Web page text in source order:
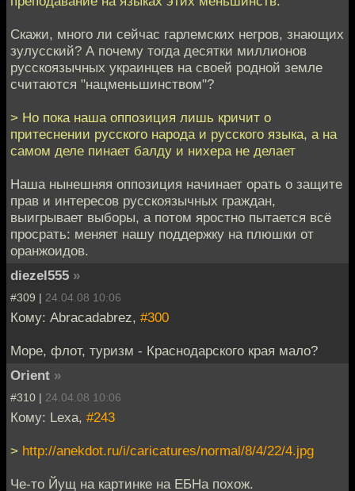
Скажи, много ли сейчас гарлемских негров, знающих
зулусский? А почему тогда десятки миллионов
русскоязычных украинцев на своей родной земле
считаются "нацменьшинством"?
> Но пока наша оппозиция лишь кричит о
притеснении русского народа и русского языка, а на
самом деле пинает балду и нихера не делает
Наша нынешняя оппозиция начинает орать о защите
прав и интересов русскоязычных граждан,
выигрывает выборы, а потом яростно пытается всё
просрать: меняет нашу поддержку на плюшки от
оранжоидов.
diezel555 »
#309 | 24.04.08 10:06
Кому: Abracadabrez, #300
Море, флот, туризм - Краснодарского края мало?
Orient »
#310 | 24.04.08 10:06
Кому: Lexa, #243
> http://anekdot.ru/i/caricatures/normal/8/4/22/4.jpg
Че-то Йущ на картинке на ЕБНа похож.